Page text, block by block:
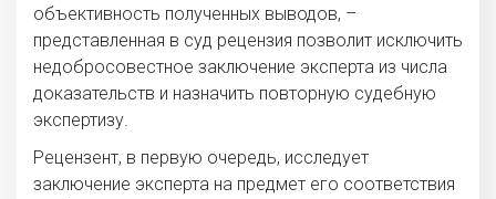
объективность полученных выводов, –
представленная в суд рецензия позволит исключить
недобросовестное заключение эксперта из числа
доказательств и назначить повторную судебную
экспертизу.
Рецензент, в первую очередь, исследует
заключение эксперта на предмет его соответствия